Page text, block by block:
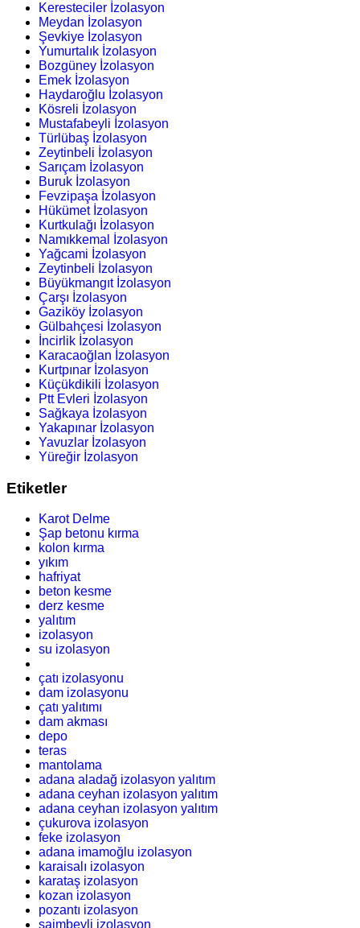
Keresteciler İzolasyon
Meydan İzolasyon
Şevkiye İzolasyon
Yumurtalık İzolasyon
Bozgüney İzolasyon
Emek İzolasyon
Haydaroğlu İzolasyon
Kösreli İzolasyon
Mustafabeyli İzolasyon
Türlübaş İzolasyon
Zeytinbeli İzolasyon
Sarıçam İzolasyon
Buruk İzolasyon
Fevzipaşa İzolasyon
Hükümet İzolasyon
Kurtkulağı İzolasyon
Namıkkemal İzolasyon
Yağcami İzolasyon
Zeytinbeli İzolasyon
Büyükmangıt İzolasyon
Çarşı İzolasyon
Gaziköy İzolasyon
Gülbahçesi İzolasyon
İncirlik İzolasyon
Karacaoğlan İzolasyon
Kurtpınar İzolasyon
Küçükdikili İzolasyon
Ptt Evleri İzolasyon
Sağkaya İzolasyon
Yakapınar İzolasyon
Yavuzlar İzolasyon
Yüreğir İzolasyon
Etiketler
Karot Delme
Şap betonu kırma
kolon kırma
yıkım
hafriyat
beton kesme
derz kesme
yalıtım
izolasyon
su izolasyon
çatı izolasyonu
dam izolasyonu
çatı yalıtımı
dam akması
depo
teras
mantolama
adana aladağ izolasyon yalıtım
adana ceyhan izolasyon yalıtım
adana ceyhan izolasyon yalıtım
çukurova izolasyon
feke izolasyon
adana imamoğlu izolasyon
karaisalı izolasyon
karataş izolasyon
kozan izolasyon
pozantı izolasyon
saimbeyli izolasyon